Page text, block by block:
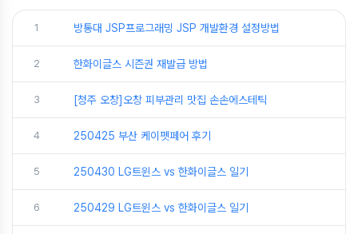
1 방통대 JSP프로그래밍 JSP 개발환경 설정방법
2 한화이글스 시즌권 재발급 방법
3 [청주 오창]오창 피부관리 맛집 손손에스테틱
4 250425 부산 케이펫페어 후기
5 250430 LG트윈스 vs 한화이글스 일기
6 250429 LG트윈스 vs 한화이글스 일기